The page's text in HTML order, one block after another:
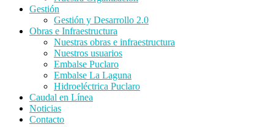
Gestión
Gestión y Desarrollo 2.0
Obras e Infraestructura
Nuestras obras e infraestructura
Nuestros usuarios
Embalse Puclaro
Embalse La Laguna
Hidroeléctrica Puclaro
Caudal en Línea
Noticias
Contacto